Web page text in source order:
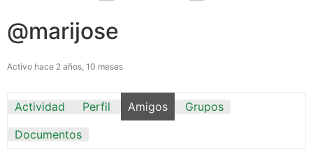
@marijose
Activo hace 2 años, 10 meses
Actividad Perfil Amigos
Grupos
Documentos